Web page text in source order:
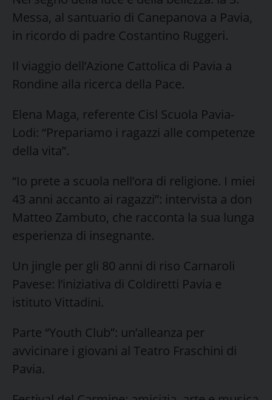
Messa, al santuario di Canepanova a Pavia,
in ricordo di padre Costantino Ruggeri.
Il viaggio dell’Azione Cattolica di Pavia a
Rondine alla ricerca della Pace.
Elena Maga, referente Cisl Scuola Pavia-
Lodi: “Prepariamo i ragazzi alle competenze
della vita”.
“Io prete a scuola nell’ora di religione. I miei
43 anni accanto ai ragazzi”: intervista a don
Matteo Zambuto, che racconta la sua lunga
esperienza di insegnante.
Un jingle per gli 80 anni di riso Carnaroli
Pavese: l’iniziativa di Coldiretti Pavia e
istituto Vittadini.
Parte “Youth Club”: un’alleanza per
avvicinare i giovani al Teatro Fraschini di
Pavia.